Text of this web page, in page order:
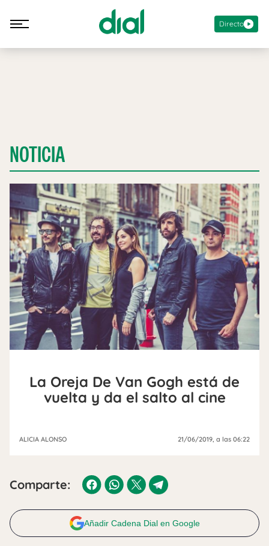
Directo
NOTICIA
La Oreja De Van Gogh está de
vuelta y da el salto al cine
ALICIA ALONSO 21/06/2019 , a las 06:22
Comparte:
Añadir Cadena Dial en Google